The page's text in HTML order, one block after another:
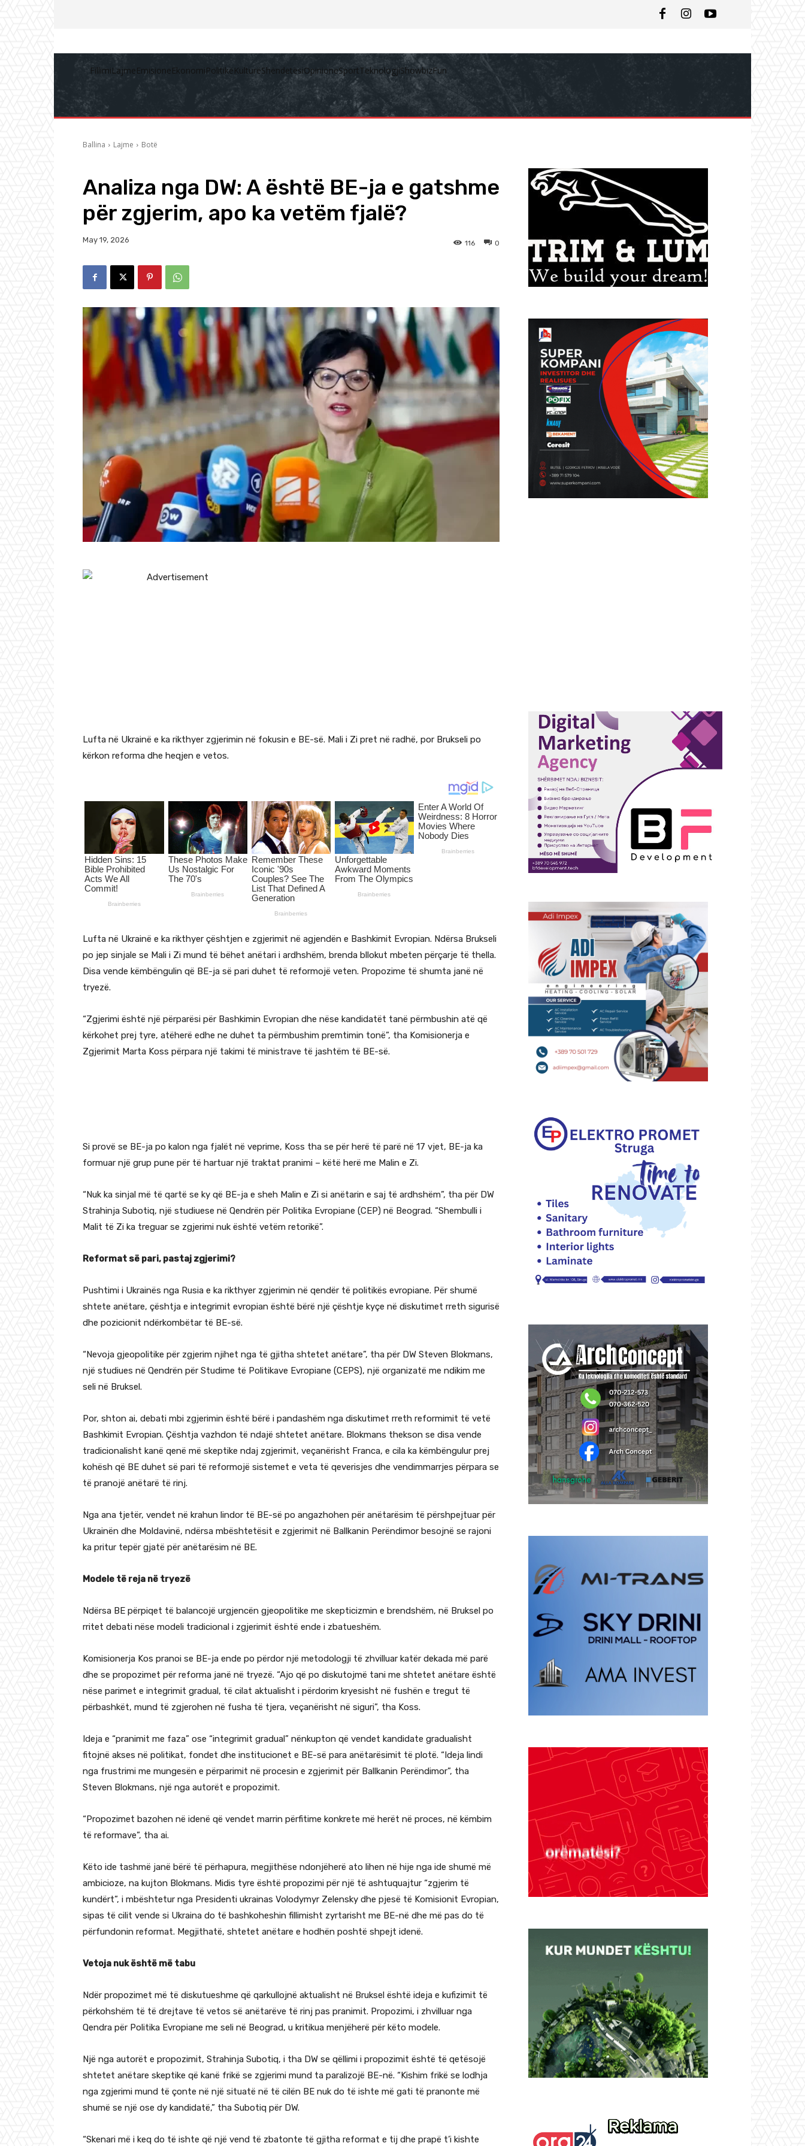
FillimiLajmeEmisioneEkonomiPolitikëKulturëShëndetësiOpinioneSportTeknologjiShowbizFun
Ballina Lajme Botë
Analiza nga DW: A është BE-ja e gatshme
për zgjerim, apo ka vetëm fjalë?
May 19, 2026 0
116
Lufta në Ukrainë e ka rikthyer zgjerimin në fokusin e BE-së. Mali i Zi pret në radhë, por Brukseli po
kërkon reforma dhe heqjen e vetos.
Lufta në Ukrainë e ka rikthyer çështjen e zgjerimit në agjendën e Bashkimit Evropian. Ndërsa Brukseli
po jep sinjale se Mali i Zi mund të bëhet anëtari i ardhshëm, brenda bllokut mbeten përçarje të thella.
Disa vende këmbëngulin që BE-ja së pari duhet të reformojë veten. Propozime të shumta janë në
tryezë.
“Zgjerimi është një përparësi për Bashkimin Evropian dhe nëse kandidatët tanë përmbushin atë që
kërkohet prej tyre, atëherë edhe ne duhet ta përmbushim premtimin tonë”, tha Komisionerja e
Zgjerimit Marta Koss përpara një takimi të ministrave të jashtëm të BE-së.
Si provë se BE-ja po kalon nga fjalët në veprime, Koss tha se për herë të parë në 17 vjet, BE-ja ka
formuar një grup pune për të hartuar një traktat pranimi – këtë herë me Malin e Zi.
“Nuk ka sinjal më të qartë se ky që BE-ja e sheh Malin e Zi si anëtarin e saj të ardhshëm”, tha për DW
Strahinja Subotiq, një studiuese në Qendrën për Politika Evropiane (CEP) në Beograd. “Shembulli i
Malit të Zi ka treguar se zgjerimi nuk është vetëm retorikë”.
Reformat së pari, pastaj zgjerimi?
Pushtimi i Ukrainës nga Rusia e ka rikthyer zgjerimin në qendër të politikës evropiane. Për shumë
shtete anëtare, çështja e integrimit evropian është bërë një çështje kyçe në diskutimet rreth sigurisë
dhe pozicionit ndërkombëtar të BE-së.
“Nevoja gjeopolitike për zgjerim njihet nga të gjitha shtetet anëtare”, tha për DW Steven Blokmans,
një studiues në Qendrën për Studime të Politikave Evropiane (CEPS), një organizatë me ndikim me
seli në Bruksel.
Por, shton ai, debati mbi zgjerimin është bërë i pandashëm nga diskutimet rreth reformimit të vetë
Bashkimit Evropian. Çështja vazhdon të ndajë shtetet anëtare. Blokmans thekson se disa vende
tradicionalisht kanë qenë më skeptike ndaj zgjerimit, veçanërisht Franca, e cila ka këmbëngulur prej
kohësh që BE duhet së pari të reformojë sistemet e veta të qeverisjes dhe vendimmarrjes përpara se
të pranojë anëtarë të rinj.
Nga ana tjetër, vendet në krahun lindor të BE-së po angazhohen për anëtarësim të përshpejtuar për
Ukrainën dhe Moldavinë, ndërsa mbështetësit e zgjerimit në Ballkanin Perëndimor besojnë se rajoni
ka pritur tepër gjatë për anëtarësim në BE.
Modele të reja në tryezë
Ndërsa BE përpiqet të balancojë urgjencën gjeopolitike me skepticizmin e brendshëm, në Bruksel po
rritet debati nëse modeli tradicional i zgjerimit është ende i zbatueshëm.
Komisionerja Kos pranoi se BE-ja ende po përdor një metodologji të zhvilluar katër dekada më parë
dhe se propozimet për reforma janë në tryezë. “Ajo që po diskutojmë tani me shtetet anëtare është
nëse parimet e integrimit gradual, të cilat aktualisht i përdorim kryesisht në fushën e tregut të
përbashkët, mund të zgjerohen në fusha të tjera, veçanërisht në siguri”, tha Koss.
Ideja e “pranimit me faza” ose “integrimit gradual” nënkupton që vendet kandidate gradualisht
fitojnë akses në politikat, fondet dhe institucionet e BE-së para anëtarësimit të plotë. “Ideja lindi
nga frustrimi me mungesën e përparimit në procesin e zgjerimit për Ballkanin Perëndimor”, tha
Steven Blokmans, një nga autorët e propozimit.
“Propozimet bazohen në idenë që vendet marrin përfitime konkrete më herët në proces, në këmbim
të reformave”, tha ai.
Këto ide tashmë janë bërë të përhapura, megjithëse ndonjëherë ato lihen në hije nga ide shumë më
ambicioze, na kujton Blokmans. Midis tyre është propozimi për një të ashtuquajtur “zgjerim të
kundërt”, i mbështetur nga Presidenti ukrainas Volodymyr Zelensky dhe pjesë të Komisionit Evropian,
sipas të cilit vende si Ukraina do të bashkoheshin fillimisht zyrtarisht me BE-në dhe më pas do të
përfundonin reformat. Megjithatë, shtetet anëtare e hodhën poshtë shpejt idenë.
Vetoja nuk është më tabu
Ndër propozimet më të diskutueshme që qarkullojnë aktualisht në Bruksel është ideja e kufizimit të
përkohshëm të të drejtave të vetos së anëtarëve të rinj pas pranimit. Propozimi, i zhvilluar nga
Qendra për Politika Evropiane me seli në Beograd, u kritikua menjëherë për këto modele.
Një nga autorët e propozimit, Strahinja Subotiq, i tha DW se qëllimi i propozimit është të qetësojë
shtetet anëtare skeptike që kanë frikë se zgjerimi mund ta paralizojë BE-në. “Kishim frikë se lodhja
nga zgjerimi mund të çonte në një situatë në të cilën BE nuk do të ishte më gati të pranonte më
shumë se një ose dy kandidatë,” tha Subotiq për DW.
“Skenari më i keq do të ishte që një vend të zbatonte të gjitha reformat e tij dhe prapë t’i kishte